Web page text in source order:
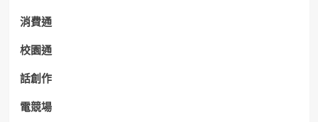
消費通
校園通
話創作
電競場